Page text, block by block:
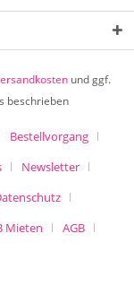
und ggf.
beschrieben
Bestellvorgang
Newsletter
Mieten
AGB